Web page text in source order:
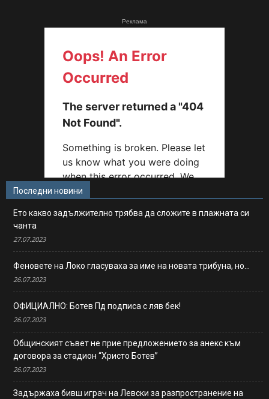
Реклама
Последни новини
Ето какво задължително трябва да сложите в плажната си
чанта
27.07.2023
Феновете на Локо гласуваха за име на новата трибуна, но…
26.07.2023
ОФИЦИАЛНО: Ботев Пд подписа с ляв бек!
26.07.2023
Общинският съвет не прие предложението за анекс към
договора за стадион “Христо Ботев”
26.07.2023
Задържаха бивш играч на Левски за разпространение на